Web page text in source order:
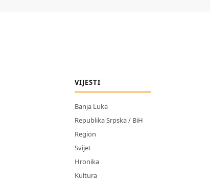
VIJESTI
Banja Luka
Republika Srpska / BiH
Region
Svijet
Hronika
Kultura